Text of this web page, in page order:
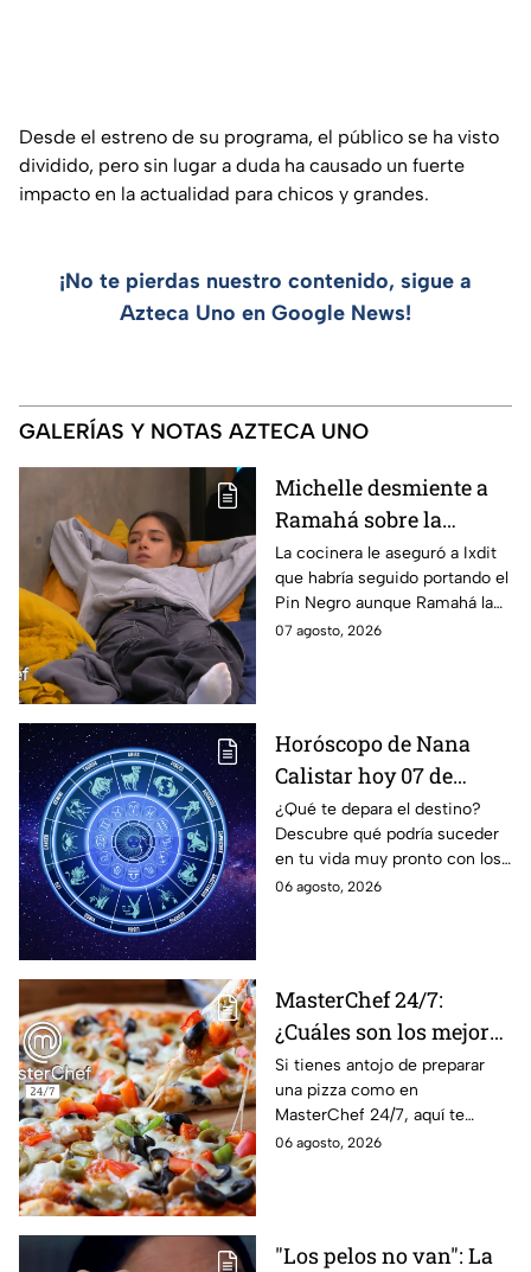
Desde el estreno de su programa, el público se ha visto
dividido, pero sin lugar a duda ha causado un fuerte
impacto en la actualidad para chicos y grandes.
¡No te pierdas nuestro contenido, sigue a
Azteca Uno en Google News!
GALERÍAS Y NOTAS AZTECA UNO
Michelle desmiente a
Ramahá sobre la
designación del Pin
Negro a un integrante
de las "Divas" en
MasterChef 24/7
La cocinera le aseguró a Ixdit
que habría seguido portando el
Pin Negro aunque Ramahá la
hubiera subido al balcón
07 agosto, 2026
Horóscopo de Nana
Calistar hoy 07 de
agosto; estos signos
podrían dejar de estar
solteros más pronto de
lo que imaginan y
¿Qué te depara el destino?
Descubre qué podría suceder
en tu vida muy pronto con los
horóscopos de Nana Calistar;
06 agosto, 2026
MasterChef 24/7:
¿Cuáles son los mejores
quesos para preparar
pizza en casa?
Si tienes antojo de preparar
una pizza como en
MasterChef 24/7, aquí te
contamos todo lo que debes
06 agosto, 2026
"Los pelos no van": La